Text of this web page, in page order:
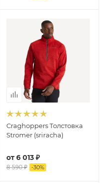
Craghoppers Толстовка
Stromer (sriracha)
от6 013 ₽
8 590 ₽ -30%